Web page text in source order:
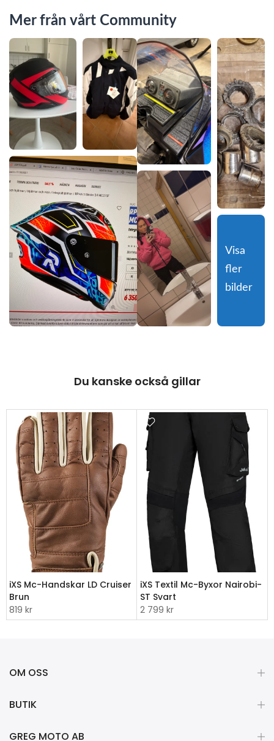
Mer från vårt Community
Visa
fler
bilder
Du kanske också gillar
iXS Mc-Handskar LD Cruiser
Brun
819 kr
iXS Textil Mc-Byxor Nairobi-
ST Svart
2 799 kr
OM OSS
BUTIK
GREG MOTO AB